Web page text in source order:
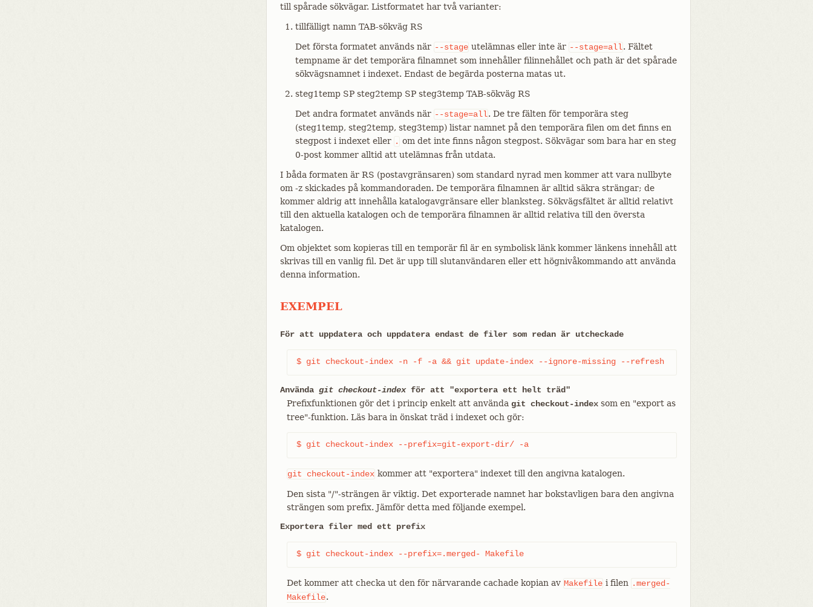
till spårade sökvägar. Listformatet har två varianter:
tillfälligt namn TAB-sökväg RS
Det första formatet används när --stage utelämnas eller inte är --stage=all. Fältet
tempname är det temporära filnamnet som innehåller filinnehållet och path är det spårade
sökvägsnamnet i indexet. Endast de begärda posterna matas ut.
steg1temp SP steg2temp SP steg3temp TAB-sökväg RS
Det andra formatet används när --stage=all. De tre fälten för temporära steg
(steg1temp, steg2temp, steg3temp) listar namnet på den temporära filen om det finns en
stegpost i indexet eller . om det inte finns någon stegpost. Sökvägar som bara har en steg
0-post kommer alltid att utelämnas från utdata.
I båda formaten är RS (postavgränsaren) som standard nyrad men kommer att vara nullbyte
om -z skickades på kommandoraden. De temporära filnamnen är alltid säkra strängar; de
kommer aldrig att innehålla katalogavgränsare eller blanksteg. Sökvägsfältet är alltid relativt
till den aktuella katalogen och de temporära filnamnen är alltid relativa till den översta
katalogen.
Om objektet som kopieras till en temporär fil är en symbolisk länk kommer länkens innehåll att
skrivas till en vanlig fil. Det är upp till slutanvändaren eller ett högnivåkommando att använda
denna information.
EXEMPEL
För att uppdatera och uppdatera endast de filer som redan är utcheckade
$ git checkout-index -n -f -a && git update-index --ignore-missing --refresh
Använda git checkout-indexför att "exportera ett helt träd"
Prefixfunktionen gör det i princip enkelt att använda git checkout-index som en "export as
tree"-funktion. Läs bara in önskat träd i indexet och gör:
$ git checkout-index --prefix=git-export-dir/ -a
git checkout-index kommer att "exportera" indexet till den angivna katalogen.
Den sista "/"-strängen är viktig. Det exporterade namnet har bokstavligen bara den angivna
strängen som prefix. Jämför detta med följande exempel.
Exportera filer med ett prefix
$ git checkout-index --prefix=.merged- Makefile
Det kommer att checka ut den för närvarande cachade kopian av Makefile i filen .merged-
Makefile.